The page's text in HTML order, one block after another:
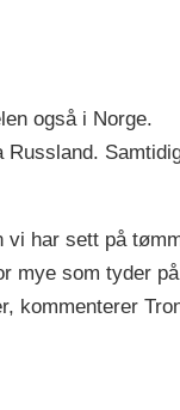
også i Norge.
vi har sett på
mye som tyder
kommenterer